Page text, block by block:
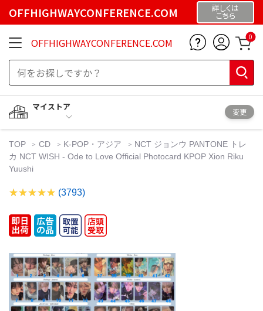
OFFHIGHWAYCONFERENCE.COM 詳しくは
こちら
OFFHIGHWAYCONFERENCE.COM 0
マイストア
変更
TOP CD K-POP・アジア
NCT ジョンウ PANTONE トレ
カ NCT WISH - Ode to Love Official Photocard KPOP Xion Riku
Yuushi
(3793)